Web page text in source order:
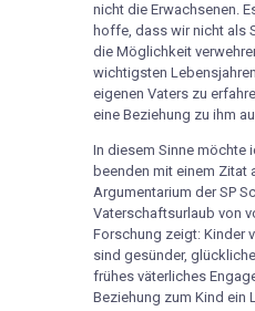
nicht die Erwachsenen.
hoffe, dass wir nicht als
die Möglichkeit
wichtigsten
eigenen Vaters zu
eine Beziehung zu ihm
In diesem Sinne möchte
beenden mit einem Zitat
Argumentarium der SP
Vaterschaftsurlaub von
Forschung zeigt: Kinder
sind gesünder,
frühes väterliches
Beziehung zum Kind ein